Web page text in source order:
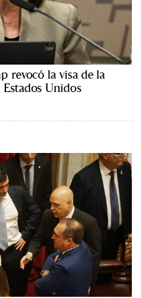
revocó la visa de la
Unidos